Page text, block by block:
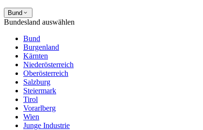
Bund
Bundesland auswählen
Bund
Burgenland
Kärnten
Niederösterreich
Oberösterreich
Salzburg
Steiermark
Tirol
Vorarlberg
Wien
Junge Industrie